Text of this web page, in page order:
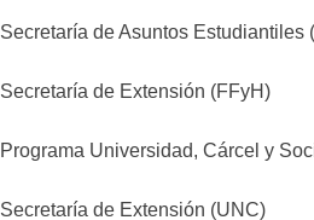
Secretaría de Asuntos Estudiantiles
Secretaría de Extensión (FFyH)
Programa Universidad, Cárcel y
Secretaría de Extensión (UNC)